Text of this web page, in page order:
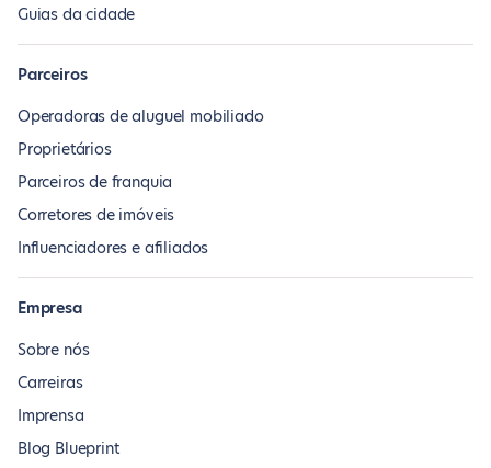
Guias da cidade
Parceiros
Operadoras de aluguel mobiliado
Proprietários
Parceiros de franquia
Corretores de imóveis
Influenciadores e afiliados
Empresa
Sobre nós
Carreiras
Imprensa
Blog Blueprint